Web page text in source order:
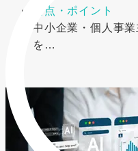
要点・ポイント
中小企業・個人事
を…